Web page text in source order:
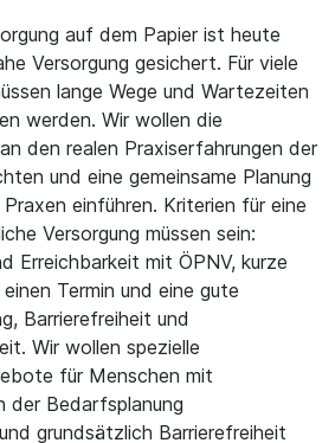
auf dem Papier ist heute
Versorgung gesichert. Für viele
lange Wege und Wartezeiten
werden. Wir wollen die
den realen Praxiserfahrungen der
und eine gemeinsame Planung
einführen. Kriterien für eine
Versorgung müssen sein:
Erreichbarkeit mit ÖPNV, kurze
Termin und eine gute
Barrierefreiheit und
Wir wollen spezielle
für Menschen mit
der Bedarfsplanung
grundsätzlich Barrierefreiheit